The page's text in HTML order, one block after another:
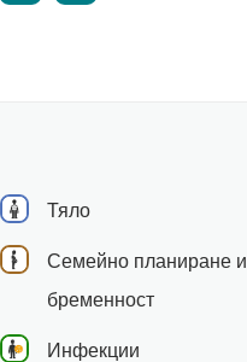
Тяло
Семейно планиране и
бременност
Инфекции